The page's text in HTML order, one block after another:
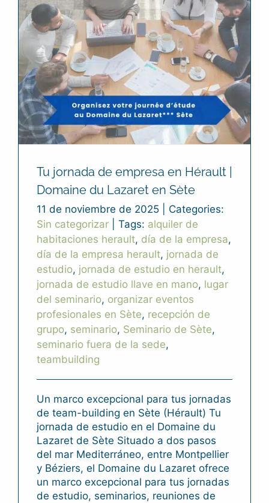
Tu jornada de empresa en Hérault |
Domaine du Lazaret en Sète
11 de noviembre de 2025
Categories:
Sin categorizar
Tags: alquiler de
habitaciones herault, día de la empresa,
día de la empresa herault, jornada de
estudio, jornada de estudio en herault,
jornada de estudio llave en mano, lugar
del seminario, organizar eventos
profesionales en Sète, recepción de
grupo, seminario, Seminario de Sète,
seminario fuera de la sede,
teambuilding
Un marco excepcional para tus jornadas
de team-building en Sète (Hérault) Tu
jornada de estudio en el Domaine du
Lazaret de Sète Situado a dos pasos
del mar Mediterráneo, entre Montpellier
y Béziers, el Domaine du Lazaret ofrece
un marco excepcional para tus jornadas
de estudio, seminarios, reuniones de